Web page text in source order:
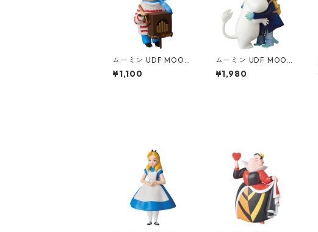
ムーミン UDF MOOMI
N トゥーティッキー フ
ィギュア
¥1,100
ムーミン UDF MOOMI
N 若き日のムーミンパ
パとフレドリクソン フ
¥1,980